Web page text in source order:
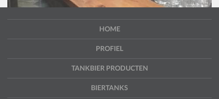
HOME
PROFIEL
TANKBIER PRODUCTEN
BIERTANKS